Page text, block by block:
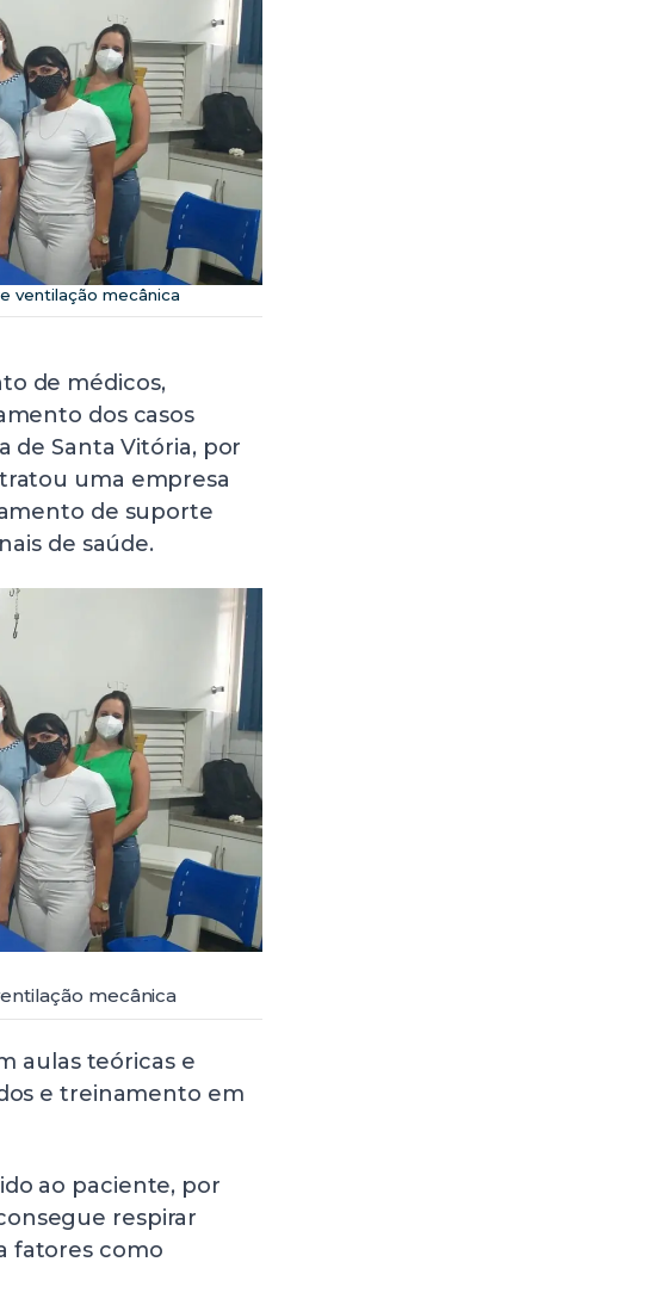
ventilação mecânica
de médicos,
dos casos
de Santa Vitória, por
uma empresa
de suporte
de saúde.
mecânica
aulas teóricas e
e treinamento em
ao paciente, por
respirar
fatores como